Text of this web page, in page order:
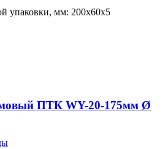
упаковки, мм: 200х60х5
ПТК WY-20-175мм Ø